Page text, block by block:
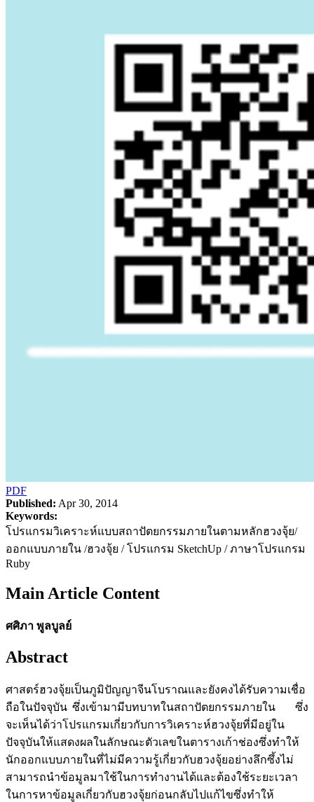
PDF
Published: Apr 30, 2014
Keywords:
โปรแกรมวิเคราะห์แบบสถาปัตยกรรมภายในตามหลักฮวงจุ้ย/
ออกแบบภายใน /ฮวงจุ้ย / โปรแกรม SketchUp / ภาษาโปรแกรม
Ruby
Main Article Content
ศศิภา พูลบูลย์
Abstract
ศาสตร์ฮวงจุ้ยเป็นภูมิปัญญาจีนโบราณและยังคงได้รับความเชื่อ
ถือในปัจจุบัน ซึ่งเข้ามามีบทบาทในสถาปัตยกรรมภายใน ซึ่ง
จะเห็นได้ว่าโปรแกรมเกี่ยวกับการวิเคราะห์ฮวงจุ้ยที่มีอยู่ใน
ปัจจุบันให้แสดงผลในลักษณะตัวเลขในตารางเก้าช่องซึ่งทำให้
นักออกแบบภายในที่ไม่มีความรู้เกี่ยวกับฮวงจุ้ยอย่างลึกซึ้งไม่
สามารถนำข้อมูลมาใช้ในการทำงานได้และต้องใช้ระยะเวลา
ในการหาข้อมูลเกี่ยวกับฮวงจุ้ยก่อนกลับไปแก้ไขซึ่งทำให้